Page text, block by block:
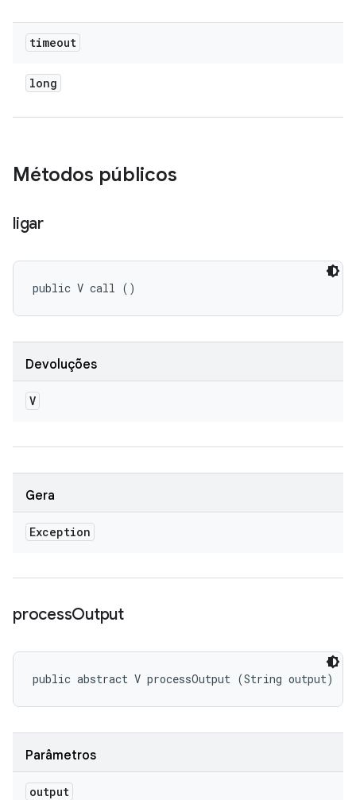
timeout
long
Métodos públicos
ligar
public V call ()
Devoluções
V
Gera
Exception
processOutput
public abstract V processOutput (String output)
Parâmetros
output